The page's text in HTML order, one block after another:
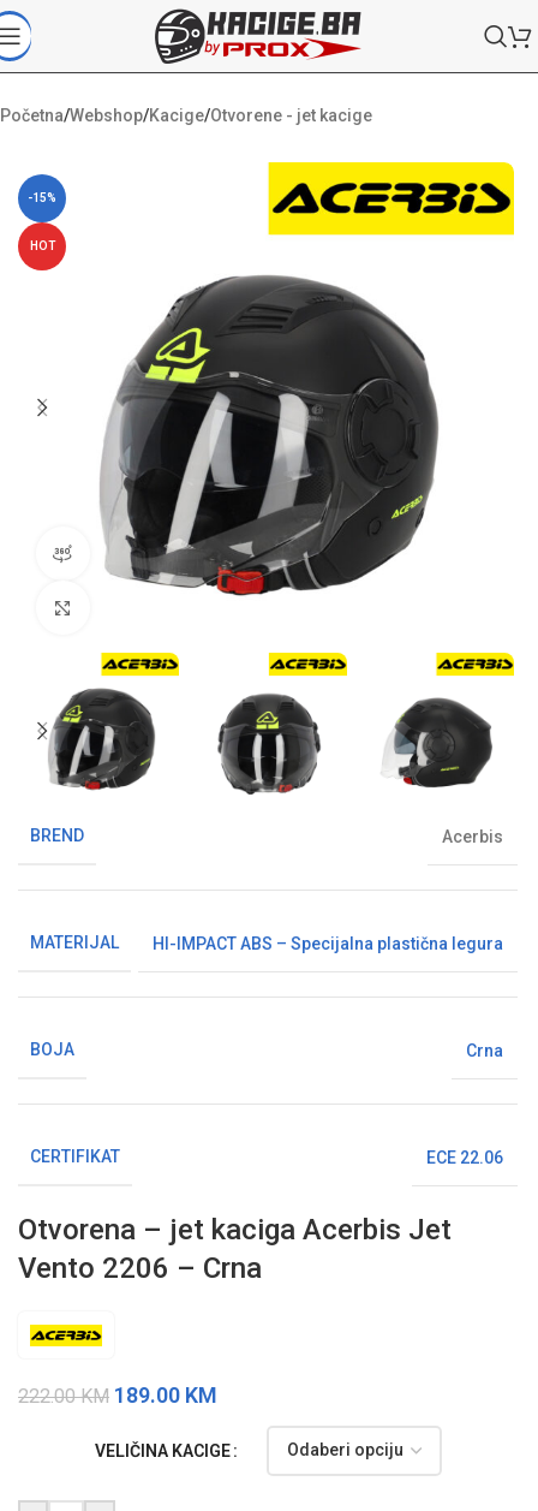
Početna/Webshop/Kacige/Otvorene - jet kacige
-15%
HOT
360° pregled proizvoda
BREND Acerbis
MATERIJAL HI-IMPACT ABS – Specijalna plastična legura
BOJA Crna
CERTIFIKAT ECE 22.06
Otvorena – jet kaciga Acerbis Jet
Vento 2206 – Crna
222.00KM 189.00 KM
VELIČINA KACIGE